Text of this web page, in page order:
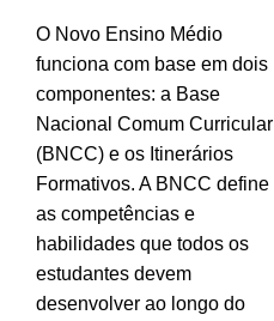
O Novo Ensino Médio
funciona com base em dois
componentes: a Base
Nacional Comum Curricular
(BNCC) e os Itinerários
Formativos. A BNCC define
as competências e
habilidades que todos os
estudantes devem
desenvolver ao longo do